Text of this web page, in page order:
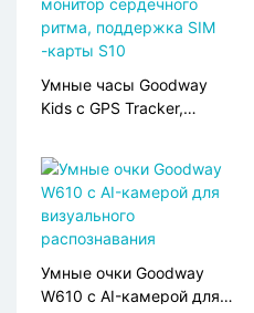
Умные часы Goodway
Kids с GPS Tracker,
ритма, поддержка SIM
-карты S10
Умные очки Goodway
W610 с AI-камерой для